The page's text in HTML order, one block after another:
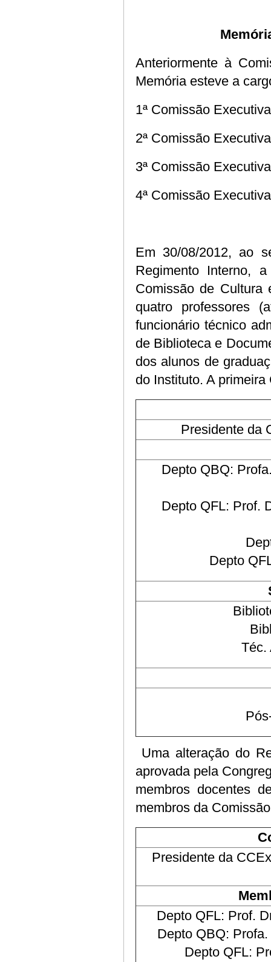
Anteriormente à
Memória esteve a
1ª Comissão
2ª Comissão
3ª Comissão
4ª Comissão
Em 30/08/2012, ao
Regimento Interno,
Comissão de Cultura
quatro professores
funcionário técnico
de Biblioteca e
dos alunos de
do Instituto. A
Presidente da
Depto QBQ:
Depto QFL: Prof.
Depto
Téc.
Uma alteração do
aprovada pela
membros docentes
membros da
Presidente da
Depto QFL: Prof.
Depto QBQ:
Depto QFL: